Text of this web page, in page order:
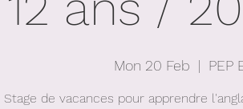
Mon 20 Feb
  |
PEP
Stage de vacances pour apprendre